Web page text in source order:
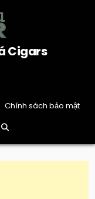
Cigars
Chính sách bảo mật